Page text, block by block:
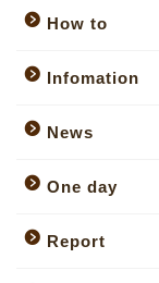
How to
Infomation
News
One day
Report